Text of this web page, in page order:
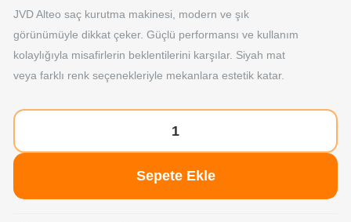
JVD Alteo saç kurutma makinesi, modern ve şık
görünümüyle dikkat çeker. Güçlü performansı ve kullanım
kolaylığıyla misafirlerin beklentilerini karşılar. Siyah mat
veya farklı renk seçenekleriyle mekanlara estetik katar.
Sepete Ekle